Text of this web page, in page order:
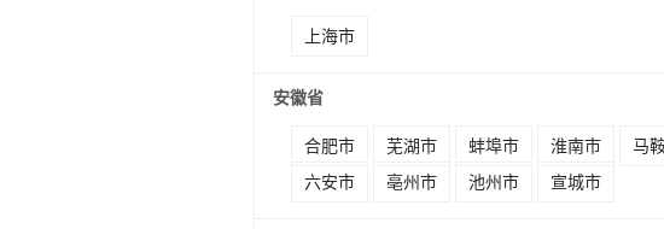
上海市
安徽省
合肥市 芜湖市 蚌埠市 淮南市 马
六安市
亳州市 池州市 宣城市